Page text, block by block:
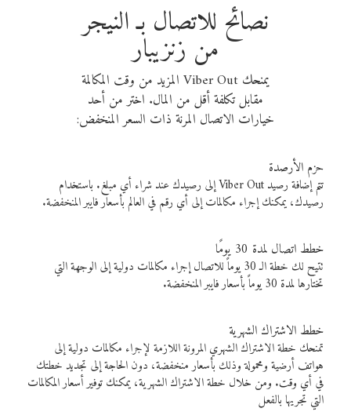
نصائح للاتصال بـ النيجر
من زنزيبار
يمنحك Viber Out المزيد من وقت المكالمة
مقابل تكلفة أقل من المال. اختر من أحد
خيارات الاتصال المرنة ذات السعر المنخفض:
حزم الأرصدة
تتم إضافة رصيد Viber Out إلى رصيدك عند شراء أي مبلغ. باستخدام
رصيدك، يمكنك إجراء مكالمات إلى أي رقم في العالم بأسعار فايبر المنخفضة.
خطط اتصال لمدة 30 يومًا
تتيح لك خطة الـ 30 يوماً للاتصال إجراء مكالمات دولية إلى الوجهة التي
تختارها لمدة 30 يوماً بأسعار فايبر المنخفضة.
خطط الاشتراك الشهرية
تمنحك خطة الاشتراك الشهري المرونة اللازمة لإجراء مكالمات دولية إلى
هواتف أرضية ومحمولة وذلك بأسعار منخفضة، دون الحاجة إلى تجديد خطتك
في أي وقت. ومن خلال خطة الاشتراك الشهرية، يمكنك توفير أسعار المكالمات
التي تجريها بالفعل